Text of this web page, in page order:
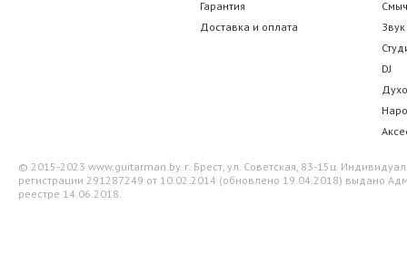
Гарантия
Доставка и оплата
Звук
DJ
© 2015-2023 www.guitarman.by. г. Брест, ул. Советская, 83-15ц.
регистрации 291287249 от 10.02.2014 (обновлено 19.04.2018) выдано
реестре 14.06.2018.